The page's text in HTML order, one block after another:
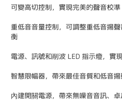
可變高切控制，實現完美的聲音校準
重低音音量控制，可調整重低音揚
衡
電源、訊號和削波 LED 指示燈，實
智慧限幅器，帶來最佳音質和低音
內建開關電源，帶來無噪音音訊、